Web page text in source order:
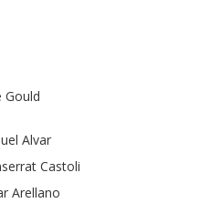
Gould
Alvar
Castoli
Arellano